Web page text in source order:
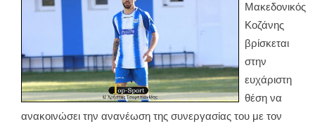
Μακεδονικός
Κοζάνης
βρίσκεται
στην
ευχάριστη
θέση να
ανακοινώσει την ανανέωση της συνεργασίας του με τον